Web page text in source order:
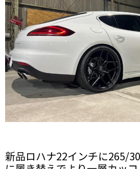
新品ロハナ22インチに265/